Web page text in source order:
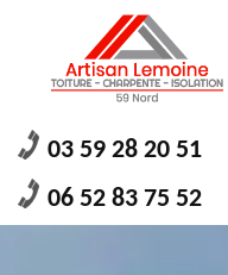
03 59 28 20 51
06 52 83 75 52